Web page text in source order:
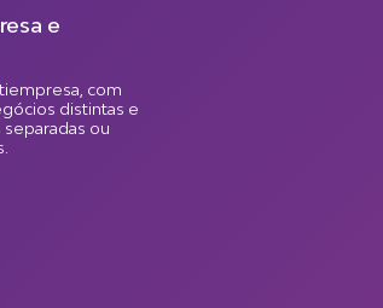
e
com
distintas e
ou